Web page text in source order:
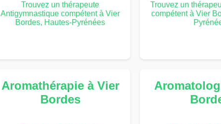
Trouvez un thérapeute
Antigymnastique compétent à Vier
Bordes, Hautes-Pyrénées
Trouvez un
compétent à Vier
Aromathérapie à Vier
Bordes